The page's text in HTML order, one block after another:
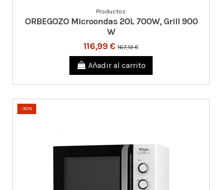
Productos
ORBEGOZO Microondas 20L 700W, Grill 900
W
116,99 € 167,13 €
Añadir al carrito
-30%